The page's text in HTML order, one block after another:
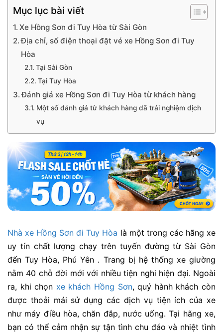
Mục lục bài viết
Xe Hồng Sơn đi Tuy Hòa từ Sài Gòn
Địa chỉ, số điện thoại đặt vé xe Hồng Sơn đi Tuy
Hòa
Tại Sài Gòn
Tại Tuy Hòa
Đánh giá xe Hồng Sơn đi Tuy Hòa từ khách hàng
Một số đánh giá từ khách hàng đã trải nghiệm dịch
vụ
Nhà xe Hồng Sơn đi Tuy Hòa là một trong các hãng xe
uy tín chất lượng chạy trên tuyến đường từ Sài Gòn
đến Tuy Hòa, Phú Yên . Trang bị hệ thống xe giường
nằm 40 chỗ đời mới với nhiều tiện nghi hiện đại. Ngoài
ra, khi chọn xe khách Hồng Sơn, quý hành khách còn
được thoải mái sử dụng các dịch vụ tiện ích của xe
như máy điều hòa, chăn đắp, nước uống. Tại hãng xe,
bạn có thể cảm nhận sự tận tình chu đáo và nhiệt tình